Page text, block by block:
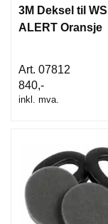
3M Deksel til WS
ALERT Oransje
07812
840,-
inkl. mva.